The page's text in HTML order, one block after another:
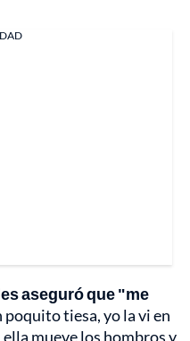
aseguró que "me
poquito tiesa, yo la vi en
mueve los hombros y